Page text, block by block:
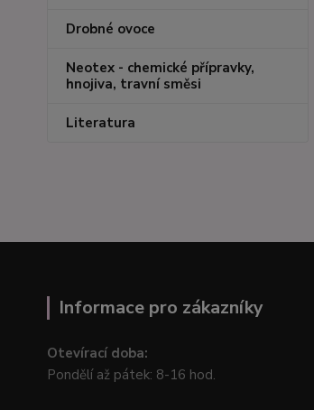
Drobné ovoce
Neotex - chemické přípravky,
hnojiva, travní směsi
Literatura
Informace pro zákazníky
Otevírací doba:
Pondělí až pátek: 8-16 hod.